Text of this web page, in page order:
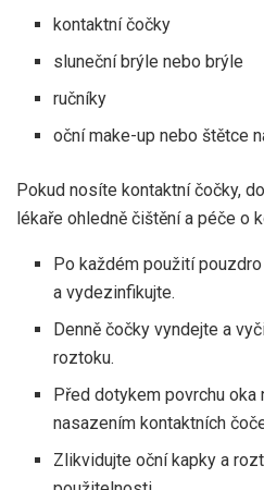
kontaktní čočky
sluneční brýle nebo brýle
ručníky
oční make-up nebo štětce
Pokud nosíte kontaktní čočky,
lékaře ohledně čištění a péče o
Po každém použití
a vydezinfikujte.
Denně čočky vyndejte a
roztoku.
Před dotykem povrchu oka
nasazením kontaktních
Zlikvidujte oční kapky a